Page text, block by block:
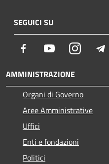
SEGUICI SU
Facebook YoutubeInstagram
AMMINISTRAZIONE
Organi di Governo
Aree Amministrative
Uffici
Enti e fondazioni
Politici